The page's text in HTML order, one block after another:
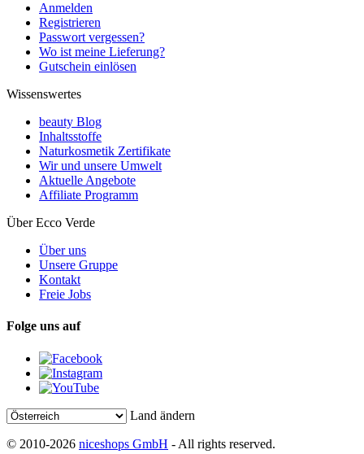
Anmelden
Registrieren
Passwort vergessen?
Wo ist meine Lieferung?
Gutschein einlösen
Wissenswertes
beauty Blog
Inhaltsstoffe
Naturkosmetik Zertifikate
Wir und unsere Umwelt
Aktuelle Angebote
Affiliate Programm
Über Ecco Verde
Über uns
Unsere Gruppe
Kontakt
Freie Jobs
Folge uns auf
Land ändern
© 2010-2026 niceshops GmbH - All rights reserved.